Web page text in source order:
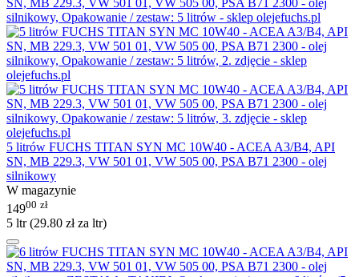
5 litrów FUCHS TITAN SYN MC 10W40 - ACEA A3/B4, API
SN, MB 229.3, VW 501 01, VW 505 00, PSA B71 2300 - olej
silnikowy
W magazynie
14900 zł
5 ltr (29.80 złza ltr)